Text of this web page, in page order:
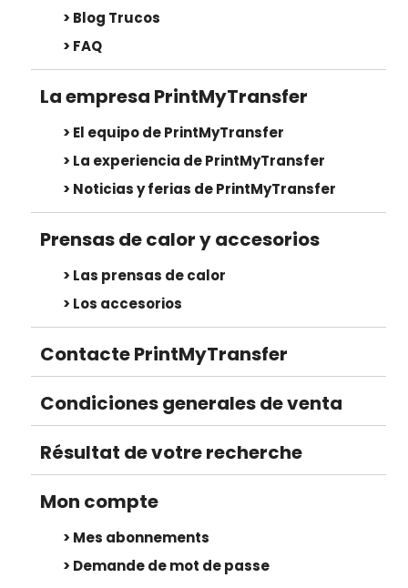
Blog Trucos
FAQ
La empresa PrintMyTransfer
El equipo de PrintMyTransfer
La experiencia de PrintMyTransfer
Noticias y ferias de PrintMyTransfer
Prensas de calor y accesorios
Las prensas de calor
Los accesorios
Contacte PrintMyTransfer
Condiciones generales de venta
Résultat de votre recherche
Mon compte
Mes abonnements
Demande de mot de passe